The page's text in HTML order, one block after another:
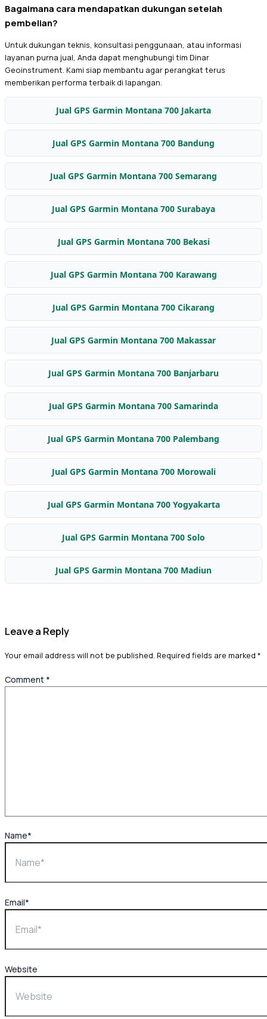
Bagaimana cara mendapatkan dukungan setelah
pembelian?
Untuk dukungan teknis, konsultasi penggunaan, atau informasi
layanan purna jual, Anda dapat menghubungi tim Dinar
Geoinstrument. Kami siap membantu agar perangkat terus
memberikan performa terbaik di lapangan.
Jual GPS Garmin Montana 700 Jakarta
Jual GPS Garmin Montana 700 Bandung
Jual GPS Garmin Montana 700 Semarang
Jual GPS Garmin Montana 700 Surabaya
Jual GPS Garmin Montana 700 Bekasi
Jual GPS Garmin Montana 700 Karawang
Jual GPS Garmin Montana 700 Cikarang
Jual GPS Garmin Montana 700 Makassar
Jual GPS Garmin Montana 700 Banjarbaru
Jual GPS Garmin Montana 700 Samarinda
Jual GPS Garmin Montana 700 Palembang
Jual GPS Garmin Montana 700 Morowali
Jual GPS Garmin Montana 700 Yogyakarta
Jual GPS Garmin Montana 700 Solo
Jual GPS Garmin Montana 700 Madiun
Leave a Reply
Your email address will not be published. Required fields are marked *
Comment *
Name*
Email*
Website